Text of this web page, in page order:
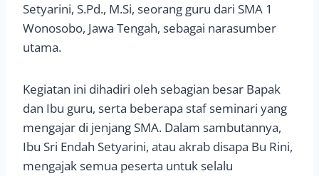
Setyarini, S.Pd., M.Si, seorang guru dari SMA 1
Wonosobo, Jawa Tengah, sebagai narasumber
utama.
Kegiatan ini dihadiri oleh sebagian besar Bapak
dan Ibu guru, serta beberapa staf seminari yang
mengajar di jenjang SMA. Dalam sambutannya,
Ibu Sri Endah Setyarini, atau akrab disapa Bu Rini,
mengajak semua peserta untuk selalu